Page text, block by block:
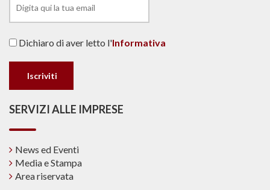
Dichiaro di aver letto l'Informativa
SERVIZI ALLE IMPRESE
News ed Eventi
Media e Stampa
Area riservata